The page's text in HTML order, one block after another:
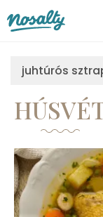
juhtúrós